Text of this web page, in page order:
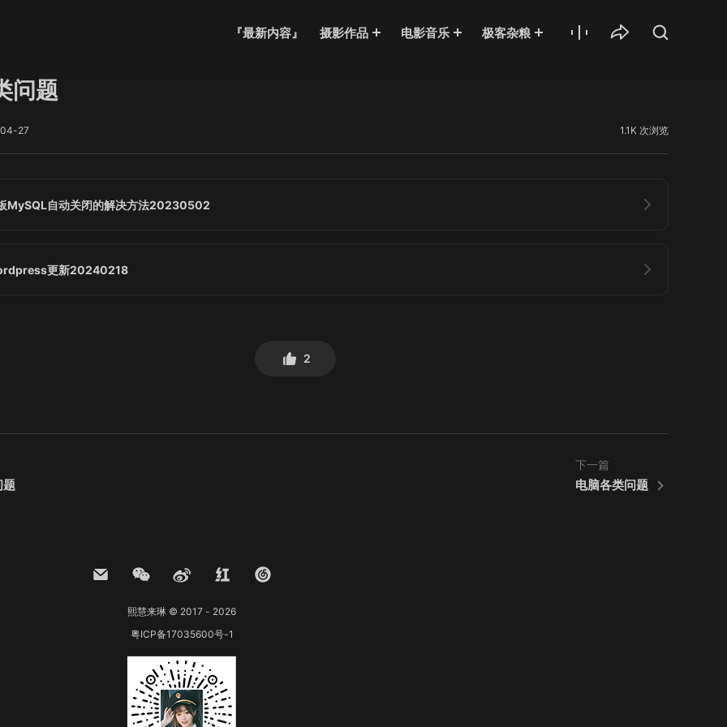
『最新内容』 摄影作品 电影音乐 极客杂粮
问题
27 1.1K 次浏览
MySQL自动关闭的解决方法20230502
更新20240218
2
题
下一篇
电脑各类问题
熙慧来琳 © 2017 - 2026
粤ICP备17035600号-1